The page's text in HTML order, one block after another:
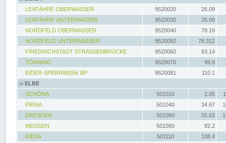
LEXFÄHRE OBERWASSER
9520020
26.09
LEXFÄHRE UNTERWASSER
9520030
26.09
NORDFELD OBERWASSER
9520040
78.19
NORDFELD UNTERWASSER
9520050
78.312
FRIEDRICHSTADT STRASSENBRÜCKE
9520060
83.14
TÖNNING
9520070
99.8
EIDER-SPERRWERK BP
9520081
110.1
ELBE
SCHÖNA
501010 2.05
PIRNA
501040 34.67
DRESDEN
501060 55.63
MEISSEN
501080 82.2
RIESA
501110 108.4